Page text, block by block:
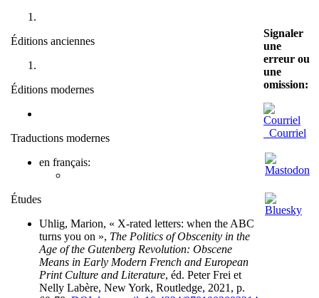
Éditions anciennes
Éditions modernes
Traductions modernes
en français:
Études
Uhlig, Marion, « X-rated letters: when the ABC
turns you on », The Politics of Obscenity in the
Age of the Gutenberg Revolution: Obscene
Means in Early Modern French and European
Print Culture and Literature, éd. Peter Frei et
Nelly Labère, New York, Routledge, 2021, p.
Signaler
une
erreur ou
une
omission:
Courriel